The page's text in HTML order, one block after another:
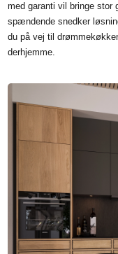
med garanti vil bringe stor
spændende snedker
du på vej til
derhjemme.